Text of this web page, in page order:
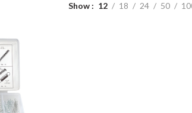
Show 12 18 24 50